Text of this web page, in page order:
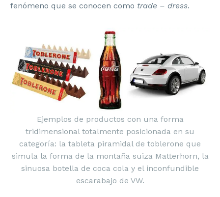
fenómeno que se conocen como trade – dress.
Ejemplos de productos con una forma
tridimensional totalmente posicionada en su
categoría: la tableta piramidal de toblerone que
simula la forma de la montaña suiza Matterhorn, la
sinuosa botella de coca cola y el inconfundible
escarabajo de VW.